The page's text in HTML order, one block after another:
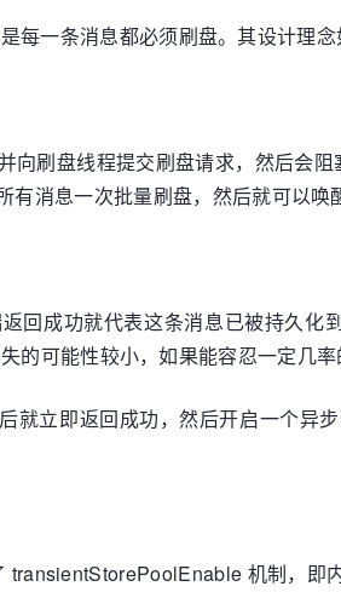
一条消息都必须刷盘。其设计理念
向刷盘线程提交刷盘请求，然后会
消息一次批量刷盘，然后就可以唤
回成功就代表这条消息已被持久
可能性较小，如果能容忍一定几率
就立即返回成功，然后开启一个
机制，即